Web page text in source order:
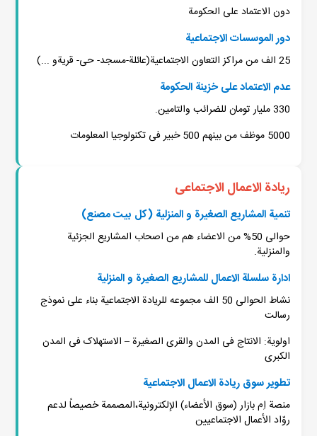
دون الاعتماد علی الحکومة
دور الموسسات الاجتماعیة
25 الف من مراکز التعاون الاجتماعیة(عائلة-مسجد- حی- قریةو ...)
عدم الاعتماد علی خزینة الحکومة
330 ملیار تومان للضرائب والتامین.
5000 موظف من بینهم 500 خبیر فی تکنولوجیا المعلومات
ریادة الاعمال الاجتماعی
تنمیة المشاریع الصغیرة و المنزلیة (کل بیت مصنع)
حوالی 50% من الاعضاء هم من اصحاب المشاریع الجزئیة
والمنزلیة.
ادارة سلسلة الاعمال للمشاریع الصغیرة و المنزلیة
نشاط الحوالی 50 الف مجموعه للریادة الاجتماعیة بناء علی نموذج
رسالت
اولویة: الانتاج فی المدن والقری الصغیرة – الاستهلاک فی المدن
الکبری
تطویر سوق ریادة الاعمال الاجتماعیة
منصة اِم بازار (سوق الأعضاء) الإلكترونية،المصممة خصيصاً لدعم
روّاد الأعمال الاجتماعيين